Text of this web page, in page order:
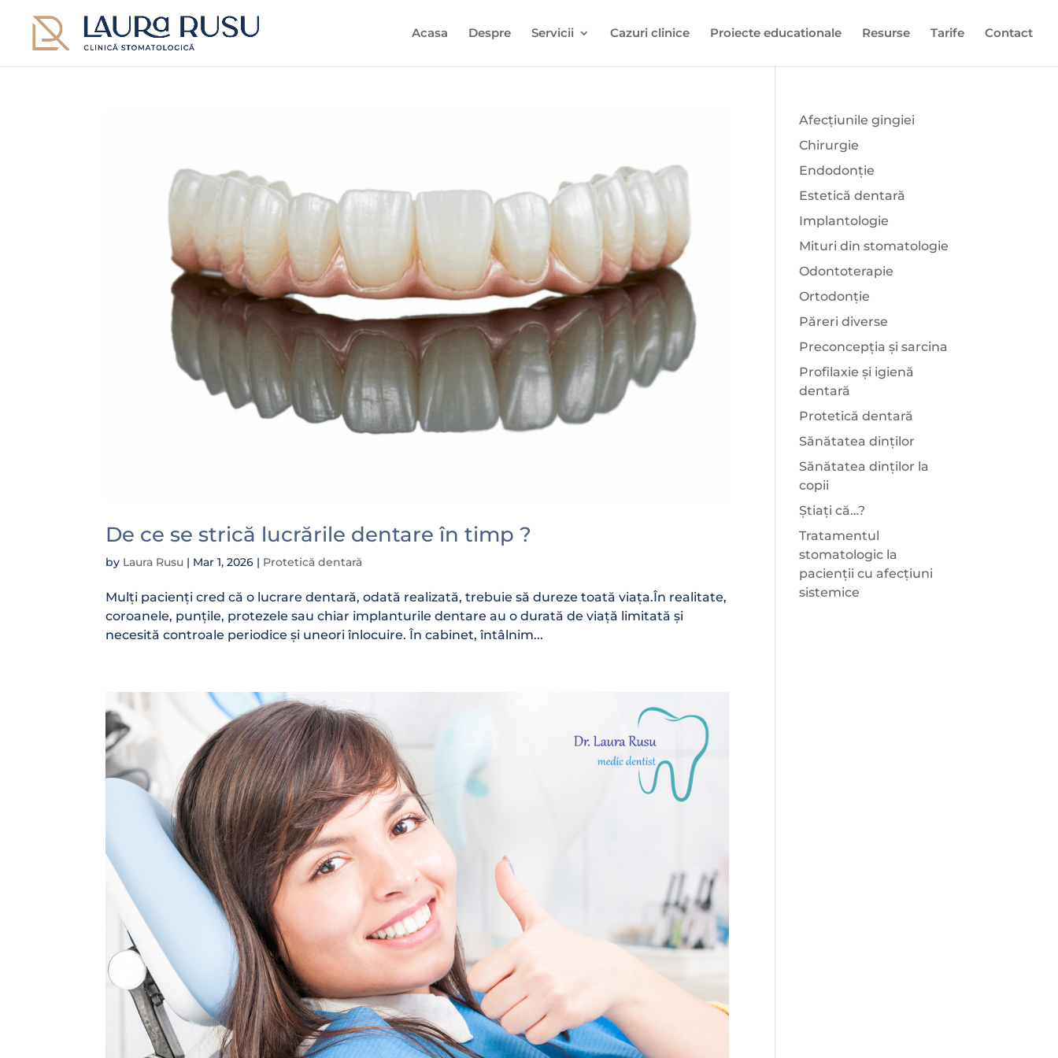
Acasa Despre Servicii Cazuri clinice Proiecte educationale Resurse Tarife Contact
De ce se strică lucrările dentare în timp ?
by Laura Rusu | Mar 1, 2026 | Protetică dentară
Mulți pacienți cred că o lucrare dentară, odată realizată, trebuie să dureze toată viața.În realitate,
coroanele, punțile, protezele sau chiar implanturile dentare au o durată de viață limitată și
necesită controale periodice și uneori înlocuire. În cabinet, întâlnim...
Afecțiunile gingiei
Chirurgie
Endodonție
Estetică dentară
Implantologie
Mituri din stomatologie
Odontoterapie
Ortodonție
Păreri diverse
Preconcepția și sarcina
Profilaxie și igienă
dentară
Protetică dentară
Sănătatea dinților
Sănătatea dinților la
copii
Știați că…?
Tratamentul
stomatologic la
pacienții cu afecțiuni
sistemice